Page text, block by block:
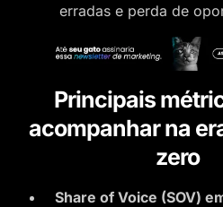
erradas e perda de
Principais
acompanhar na
zero
Share of Voice (SOV)